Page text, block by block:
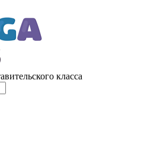
класса